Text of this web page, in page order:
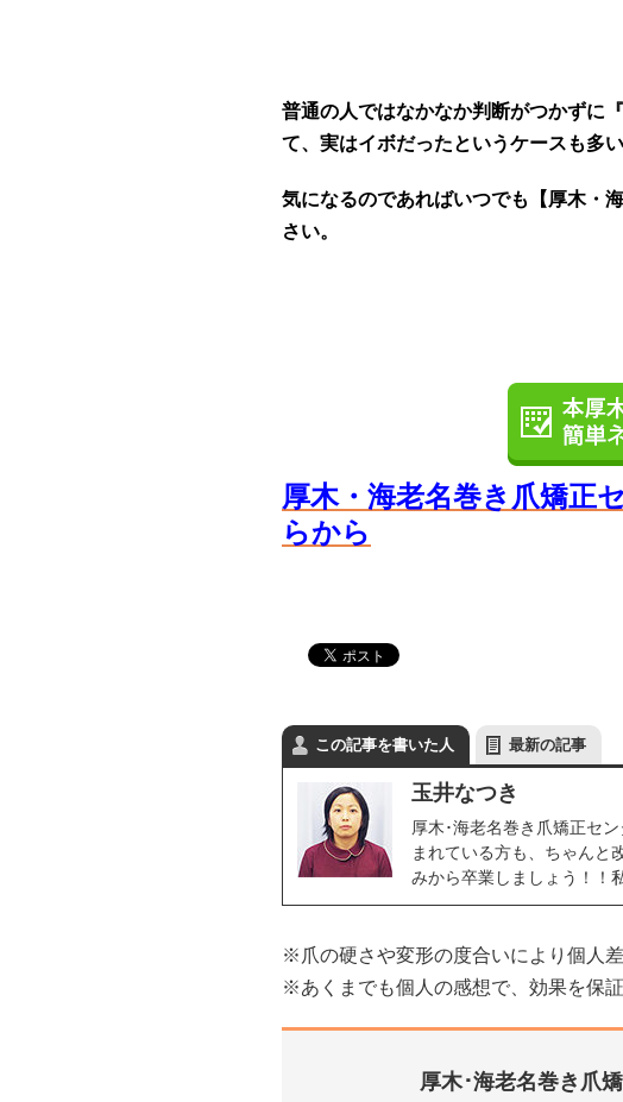
普通の人ではなかなか判断がつかずに
て、実はイボだったというケースも多い
気になるのであればいつでも【厚木・
さい。
厚木・海老名巻き爪矯正
らから
この記事を書いた人 最新の記事
玉井なつき
厚木･海老名巻き爪矯正セ
まれている方も、ちゃんと
みから卒業しましょう！！
※爪の硬さや変形の度合いにより個人差
※あくまでも個人の感想で、効果を保
厚木･海老名巻き爪